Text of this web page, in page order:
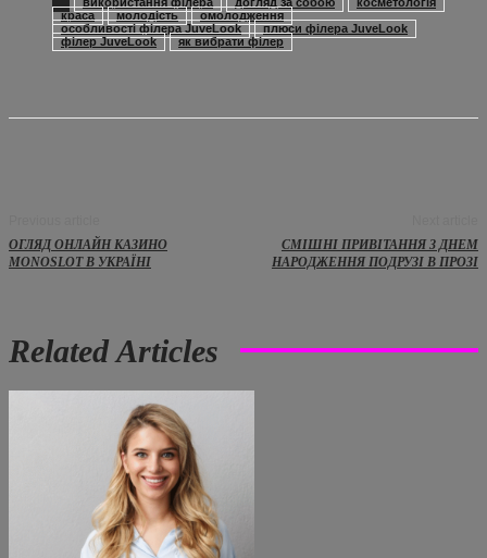
краса
молодість
омолодження
особливості філера JuveLook
плюси філера JuveLook
філер JuveLook
як вибрати філер
ОГЛЯД ОНЛАЙН КАЗИНО
MONOSLOT В УКРАЇНІ
СМІШНІ ПРИВІТАННЯ З ДНЕМ
НАРОДЖЕННЯ ПОДРУЗІ В ПРОЗІ
Related Articles